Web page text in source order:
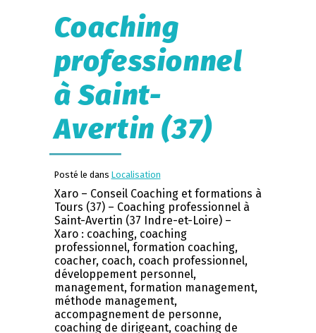
Coaching
professionnel
à Saint-
Avertin (37)
Posté le dans Localisation
Xaro – Conseil Coaching et formations à
Tours (37) – Coaching professionnel à
Saint-Avertin (37 Indre-et-Loire) –
Xaro : coaching, coaching
professionnel, formation coaching,
coacher, coach, coach professionnel,
développement personnel,
management, formation management,
méthode management,
accompagnement de personne,
coaching de dirigeant, coaching de